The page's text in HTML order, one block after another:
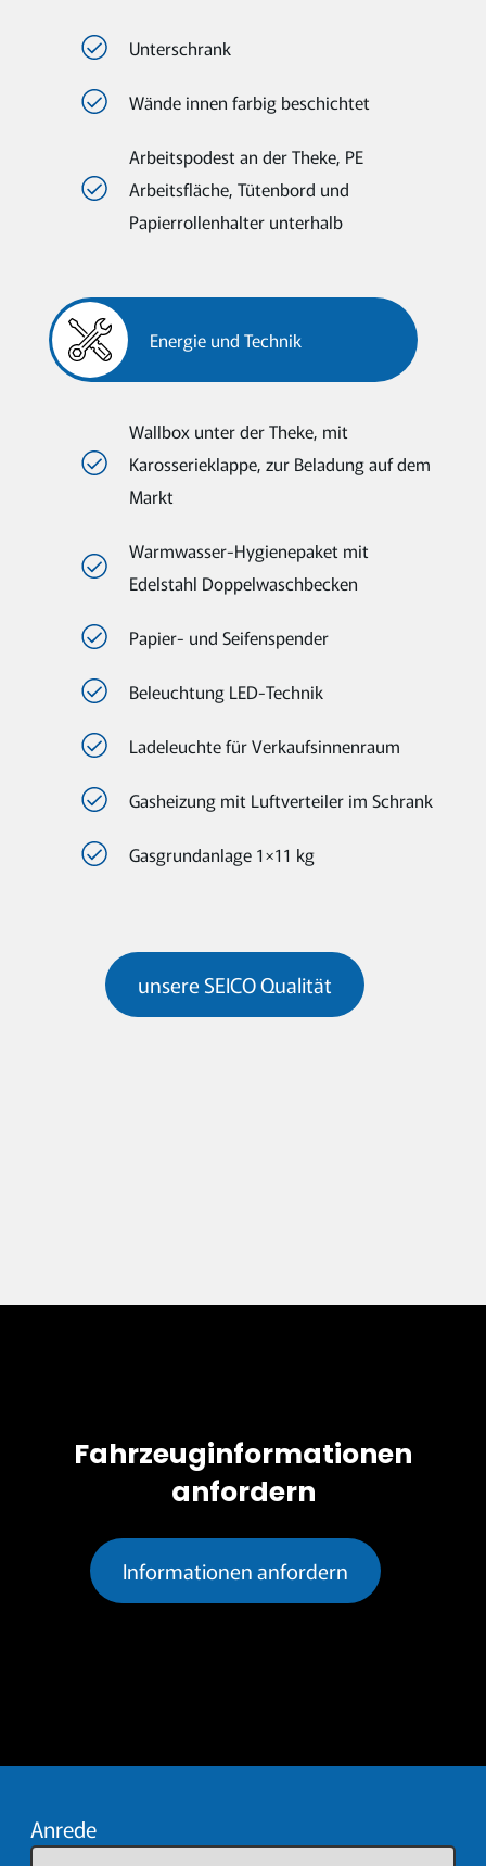
Unterschrank
Wände innen farbig beschichtet
Arbeitspodest an der Theke, PE
Arbeitsfläche, Tütenbord und
Papierrollenhalter unterhalb
Energie und Technik
Wallbox unter der Theke, mit
Karosserieklappe, zur Beladung auf dem
Markt
Warmwasser-Hygienepaket mit
Edelstahl Doppelwaschbecken
Papier- und Seifenspender
Beleuchtung LED-Technik
Ladeleuchte für Verkaufsinnenraum
Gasheizung mit Luftverteiler im Schrank
Gasgrundanlage 1×11 kg
unsere SEICO Qualität
Fahrzeuginformationen
anfordern
Informationen anfordern
Anrede